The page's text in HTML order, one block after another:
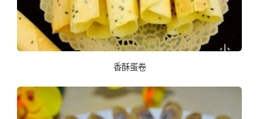
香酥蛋卷